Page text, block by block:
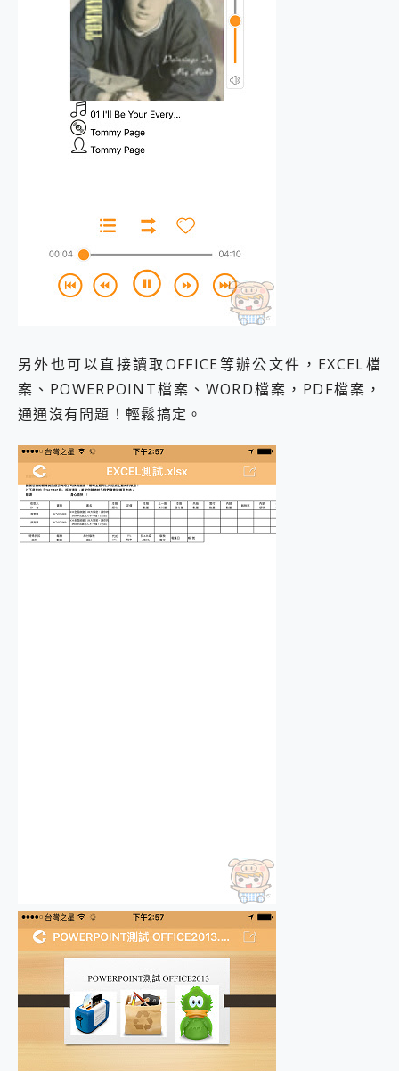
另外也可以直接讀取OFFICE等辦公文件，EXCEL檔
案、POWERPOINT檔案、WORD檔案，PDF檔案，
通通沒有問題！輕鬆搞定。